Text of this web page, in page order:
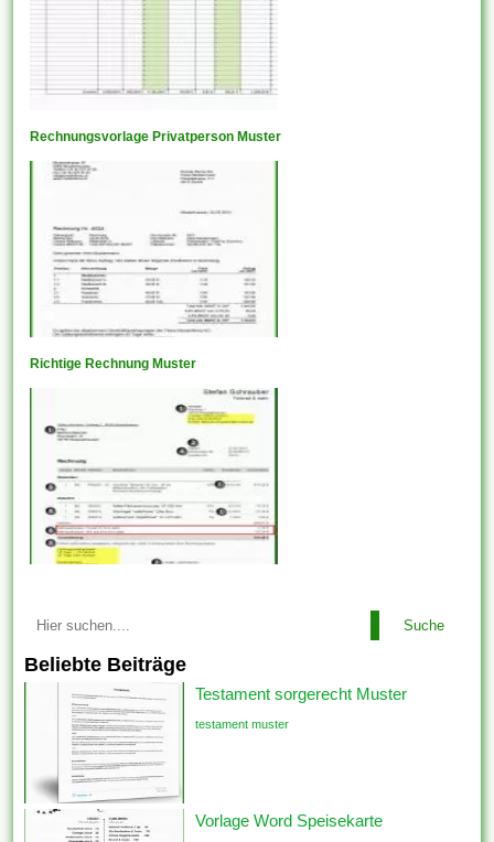
Rechnungsvorlage Privatperson Muster
Richtige Rechnung Muster
Suche
Beliebte Beiträge
Testament sorgerecht Muster
testament muster
Vorlage Word Speisekarte